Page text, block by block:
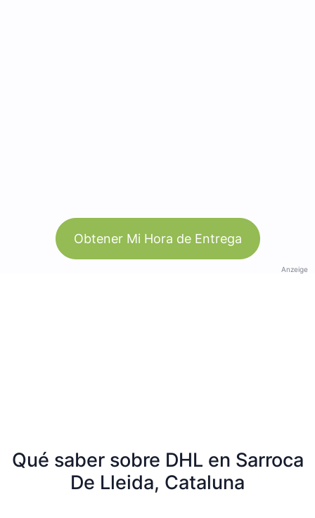
Obtener Mi Hora de Entrega
Anzeige
Qué saber sobre DHL en Sarroca
De Lleida, Cataluna